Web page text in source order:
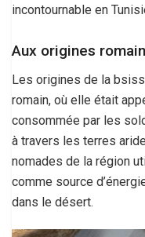
incontournable en
Aux origines
Les origines de la
romain, où elle était
consommée par les
à travers les terres
nomades de la région
comme source
dans le désert.